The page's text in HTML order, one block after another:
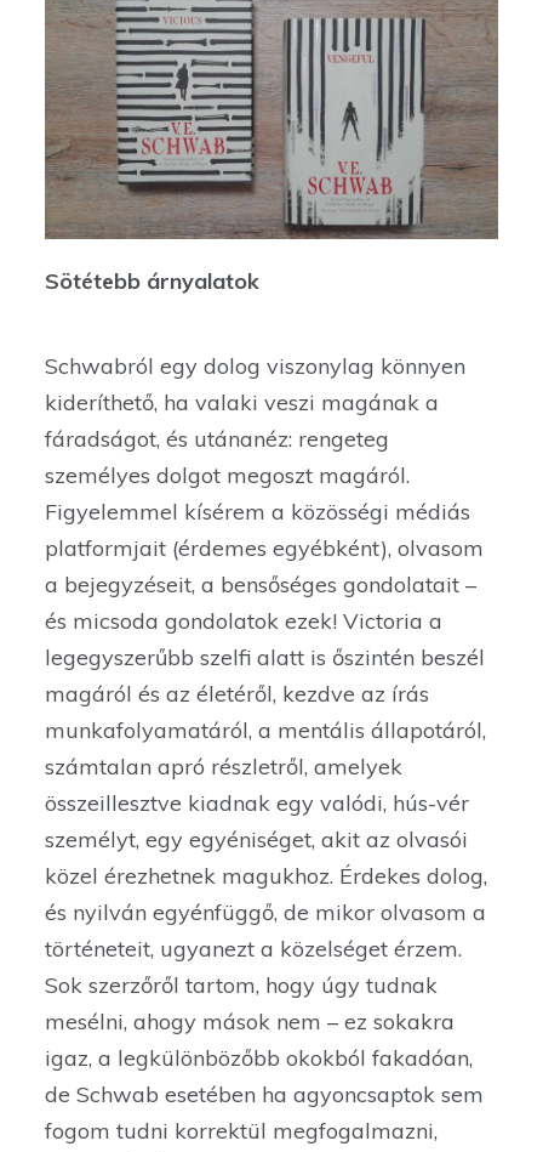
Sötétebb árnyalatok
Schwabról egy dolog viszonylag könnyen
kideríthető, ha valaki veszi magának a
fáradságot, és utánanéz: rengeteg
személyes dolgot megoszt magáról.
Figyelemmel kísérem a közösségi médiás
platformjait (érdemes egyébként), olvasom
a bejegyzéseit, a bensőséges gondolatait –
és micsoda gondolatok ezek! Victoria a
legegyszerűbb szelfi alatt is őszintén beszél
magáról és az életéről, kezdve az írás
munkafolyamatáról, a mentális állapotáról,
számtalan apró részletről, amelyek
összeillesztve kiadnak egy valódi, hús-vér
személyt, egy egyéniséget, akit az olvasói
közel érezhetnek magukhoz. Érdekes dolog,
és nyilván egyénfüggő, de mikor olvasom a
történeteit, ugyanezt a közelséget érzem.
Sok szerzőről tartom, hogy úgy tudnak
mesélni, ahogy mások nem – ez sokakra
igaz, a legkülönbözőbb okokból fakadóan,
de Schwab esetében ha agyoncsaptok sem
fogom tudni korrektül megfogalmazni,